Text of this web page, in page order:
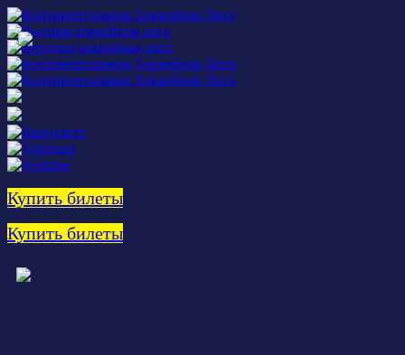
Купить билеты
Купить билеты